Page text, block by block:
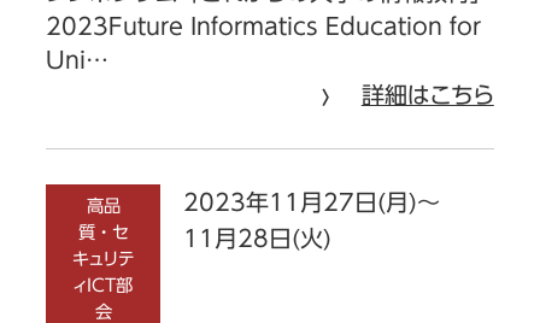
2023Future Informatics Education for
Uni…
詳細はこちら
高品
質・セ
キュリテ
ィICT部
会
2023年11月27日(月)～
11月28日(火)